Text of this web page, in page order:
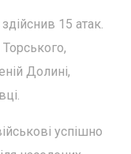
15 атак.
Долині,
успішно